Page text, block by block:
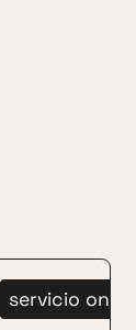
servicio online